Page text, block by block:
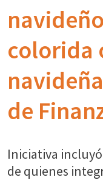
colorida
de
Iniciativa
de quienes